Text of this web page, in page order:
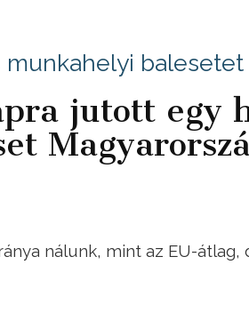
balesetet
jutott egy
nálunk, mint az EU-